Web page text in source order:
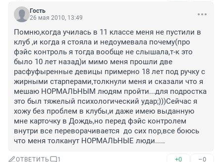
Гость
26 мая 2010, 13:49
Помню,когда училась в 11 классе меня не пустили в
клуб ,и когда я стояла и недоумевала почему(про
фэйс контроль я тогда вообще не слышала,т-к это
было 10 лет назад)и мимо меня прошли две
расфуфыренные девицы примерно 18 лет под ручку с
жирными старперами,толкнули меня и сказали что я
мешаю НОРМАЛЬНЫМ людям пройти...для подростка
это был тяжелый психологический удар;)))Сейчас я
хожу без проблем в клубы,и даже имею выданную
мне карточку в Дождь,но перед фэйс контролем
внутри все переворачивается  до сих пор,все боюсь
что меня толканут НОРМАЛЬНЫЕ люди.....
ОТВЕТИТЬ 1 +0 –0